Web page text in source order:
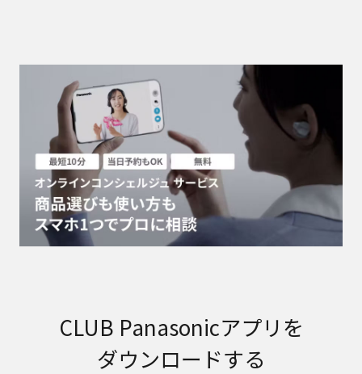
CLUB Panasonicアプリを
ダウンロードする